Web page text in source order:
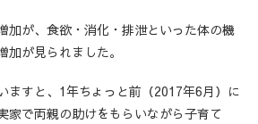
加が、食欲・消化・排泄といった体の機
が見られました。
ますと、1年ちょっと前（2017年6月）に
家で両親の助けをもらいながら子育て